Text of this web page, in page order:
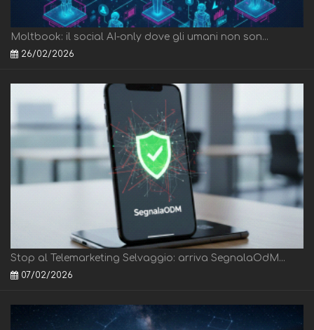
Moltbook: il social AI-only dove gli umani non son...
26/02/2026
Stop al Telemarketing Selvaggio: arriva SegnalaOdM...
07/02/2026